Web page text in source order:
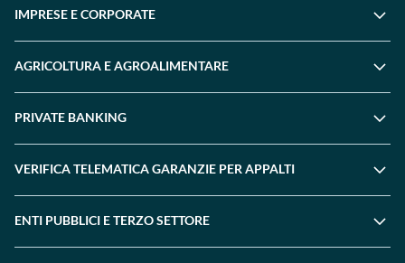
IMPRESE E CORPORATE
AGRICOLTURA E AGROALIMENTARE
PRIVATE BANKING
VERIFICA TELEMATICA GARANZIE PER APPALTI
ENTI PUBBLICI E TERZO SETTORE